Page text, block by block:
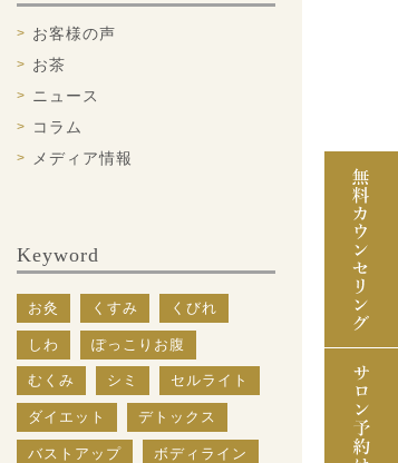
お客様の声
お茶
ニュース
コラム
メディア情報
Keyword
お灸 くすみ くびれ
しわ ぽっこりお腹
むくみ シミ セルライト
ダイエット デトックス
バストアップ ボディライン